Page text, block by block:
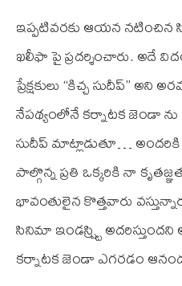
ఇప్పటివరకు ఆయన
ఖలీఫా పై ప్రదర్శించారు. అదే
ప్రేక్షకులు “కిచ్చ సుదీప్”
నేపథ్యంలోనే కర్నాటక జెండా
సుదీప్ మాట్లాడుతూ…
పాల్గొన్న ప్రతి ఒక్కరికి నా
భావంతులైన కొత్తవారు
సినిమా ఇండస్ష్ట్రి
కర్నాటక జెండా ఎగరడం